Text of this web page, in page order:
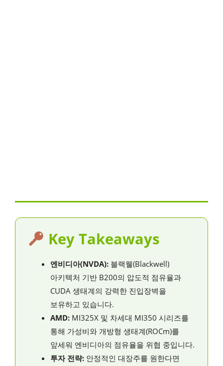
Key Takeaways
엔비디아(NVDA): 블랙웰(Blackwell)
아키텍처 기반 B200의 압도적 점유율과
CUDA 생태계의 강력한 진입장벽을
보유하고 있습니다.
AMD: MI325X 및 차세대 MI350 시리즈를
통해 가성비와 개방형 생태계(ROCm)를
앞세워 엔비디아의 점유율을 위협 중입니다.
투자 전략: 안정적인 대장주를 원한다면